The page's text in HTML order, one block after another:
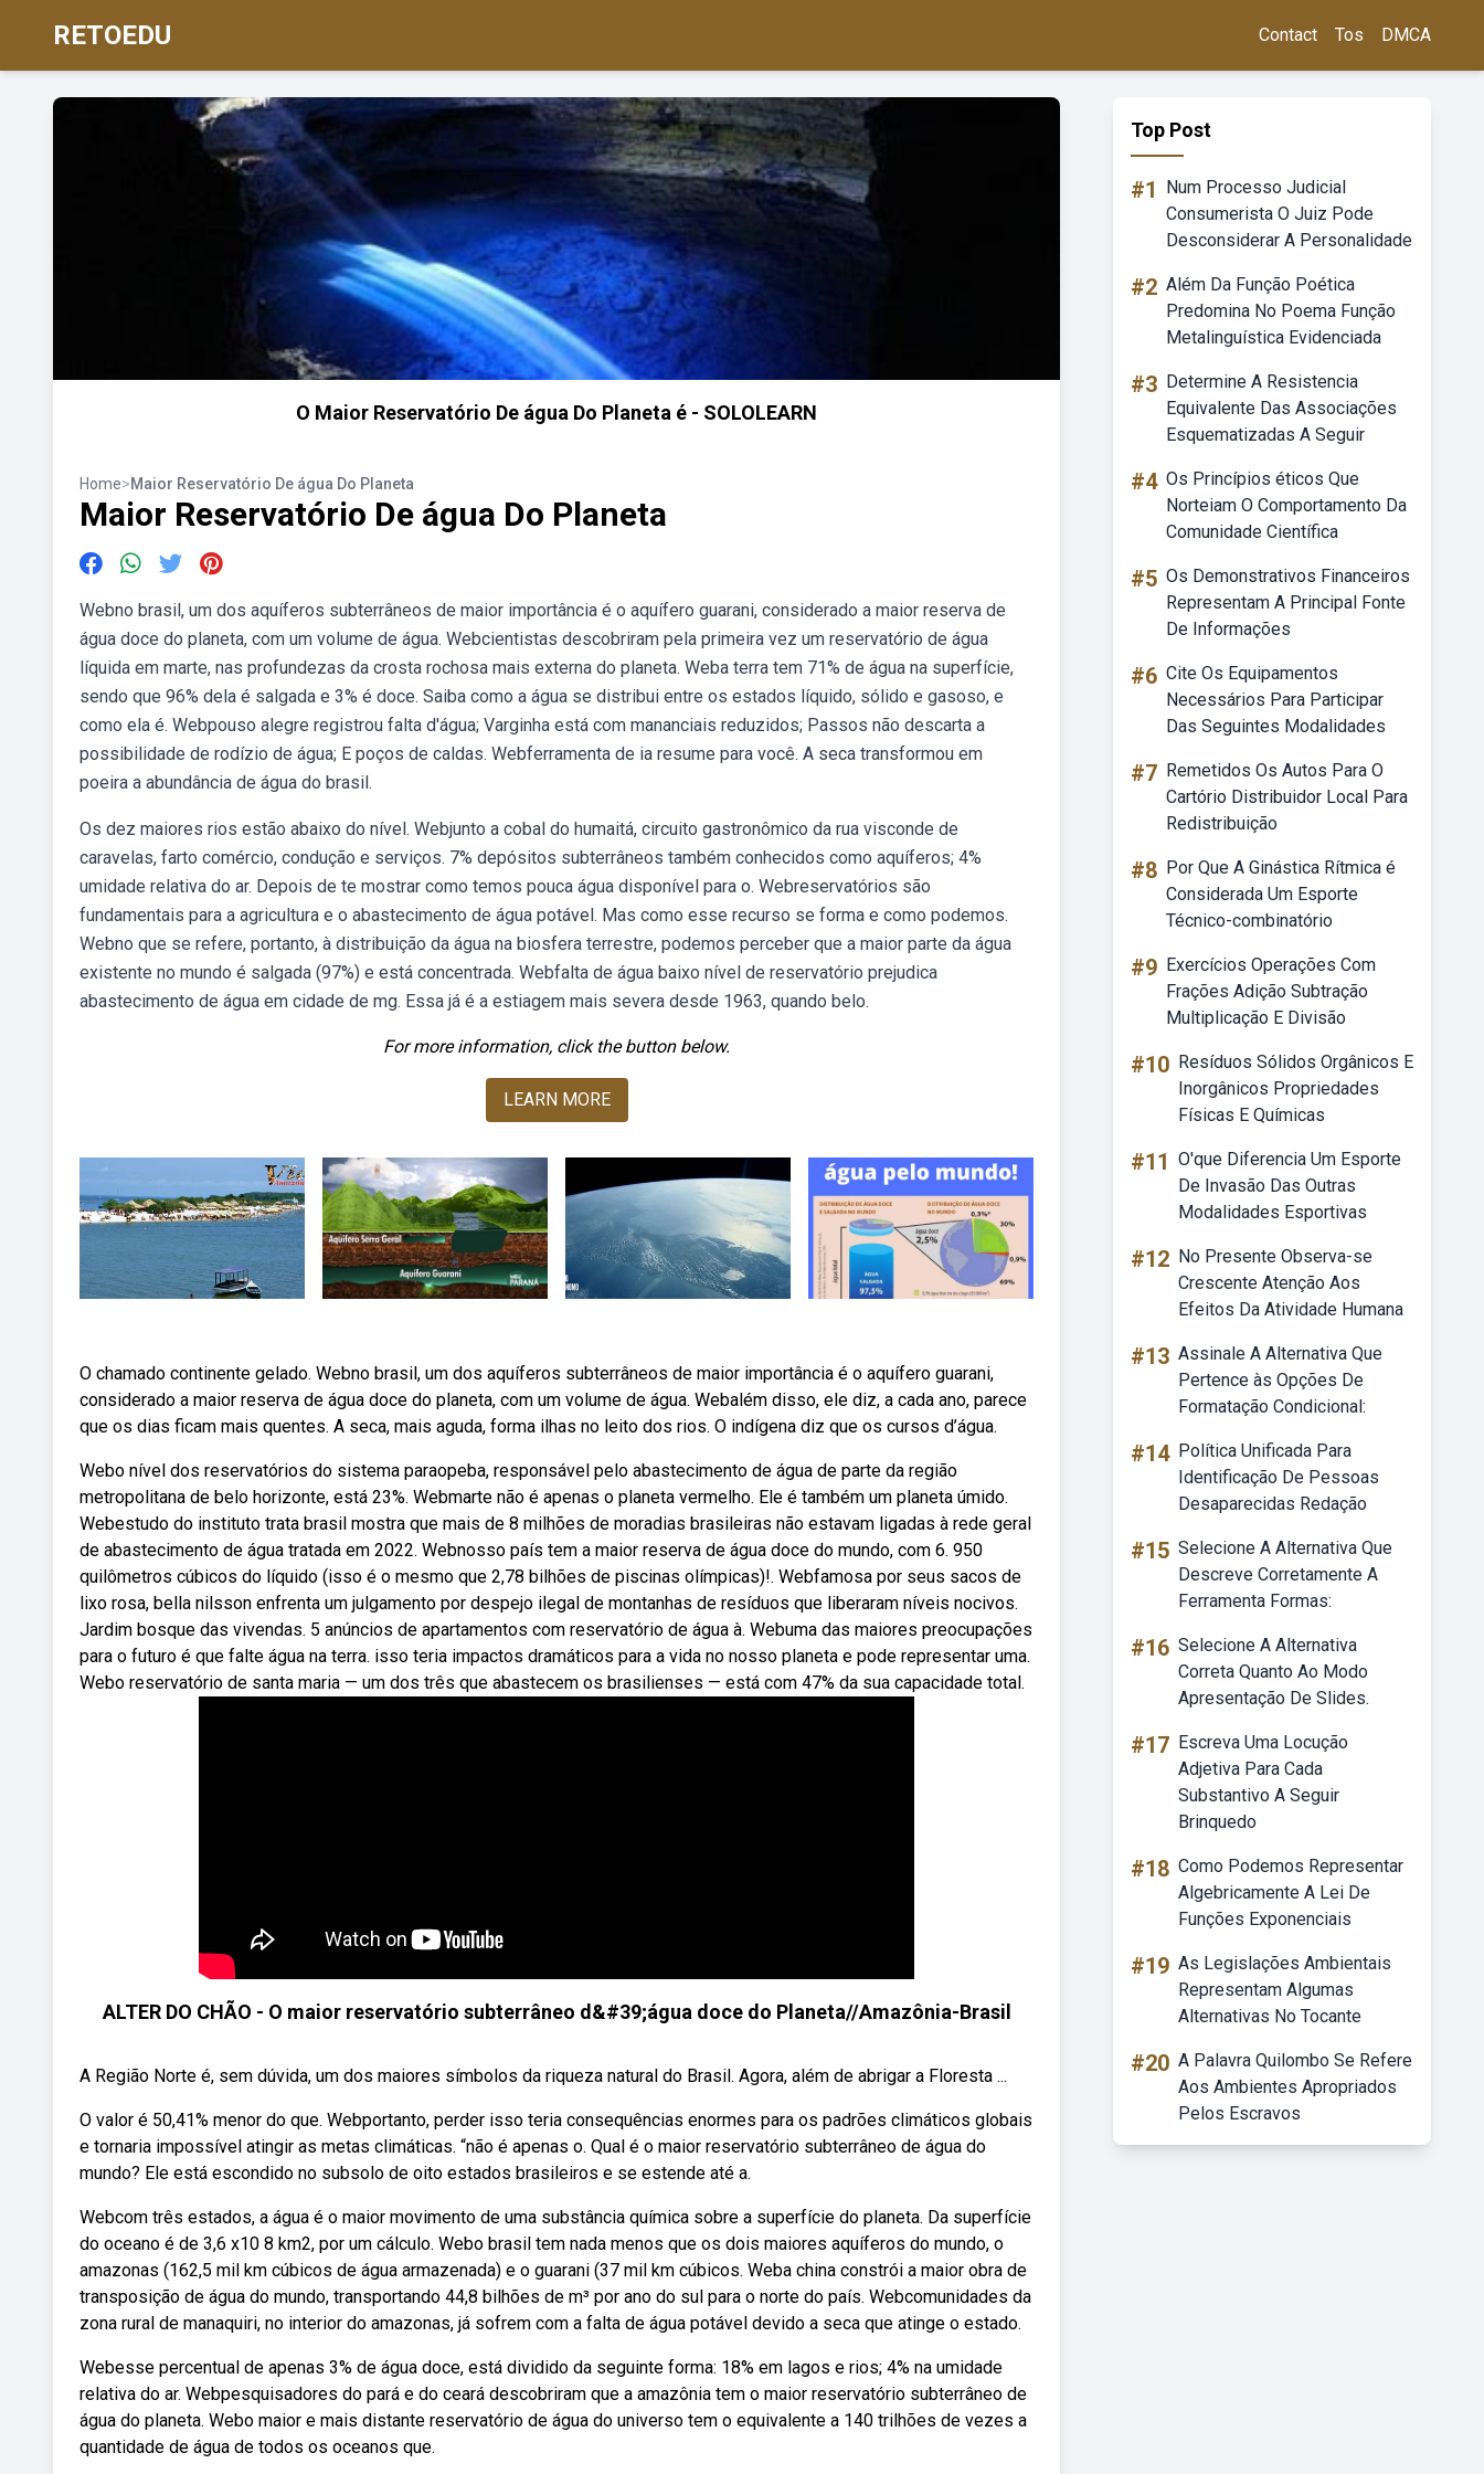
RETOEDU Contact Tos DMCA
O Maior Reservatório De água Do Planeta é - SOLOLEARN
Home>Maior Reservatório De água Do Planeta
Maior Reservatório De água Do Planeta
Webno brasil, um dos aquíferos subterrâneos de maior importância é o aquífero guarani, considerado a maior reserva de
água doce do planeta, com um volume de água. Webcientistas descobriram pela primeira vez um reservatório de água
líquida em marte, nas profundezas da crosta rochosa mais externa do planeta. Weba terra tem 71% de água na superfície,
sendo que 96% dela é salgada e 3% é doce. Saiba como a água se distribui entre os estados líquido, sólido e gasoso, e
como ela é. Webpouso alegre registrou falta d'água; Varginha está com mananciais reduzidos; Passos não descarta a
possibilidade de rodízio de água; E poços de caldas. Webferramenta de ia resume para você. A seca transformou em
poeira a abundância de água do brasil.
Os dez maiores rios estão abaixo do nível. Webjunto a cobal do humaitá, circuito gastronômico da rua visconde de
caravelas, farto comércio, condução e serviços. 7% depósitos subterrâneos também conhecidos como aquíferos; 4%
umidade relativa do ar. Depois de te mostrar como temos pouca água disponível para o. Webreservatórios são
fundamentais para a agricultura e o abastecimento de água potável. Mas como esse recurso se forma e como podemos.
Webno que se refere, portanto, à distribuição da água na biosfera terrestre, podemos perceber que a maior parte da água
existente no mundo é salgada (97%) e está concentrada. Webfalta de água baixo nível de reservatório prejudica
abastecimento de água em cidade de mg. Essa já é a estiagem mais severa desde 1963, quando belo.
For more information, click the button below.
LEARN MORE
O chamado continente gelado. Webno brasil, um dos aquíferos subterrâneos de maior importância é o aquífero guarani,
considerado a maior reserva de água doce do planeta, com um volume de água. Webalém disso, ele diz, a cada ano, parece
que os dias ficam mais quentes. A seca, mais aguda, forma ilhas no leito dos rios. O indígena diz que os cursos d’água.
Webo nível dos reservatórios do sistema paraopeba, responsável pelo abastecimento de água de parte da região
metropolitana de belo horizonte, está 23%. Webmarte não é apenas o planeta vermelho. Ele é também um planeta úmido.
Webestudo do instituto trata brasil mostra que mais de 8 milhões de moradias brasileiras não estavam ligadas à rede geral
de abastecimento de água tratada em 2022. Webnosso país tem a maior reserva de água doce do mundo, com 6. 950
quilômetros cúbicos do líquido (isso é o mesmo que 2,78 bilhões de piscinas olímpicas)!. Webfamosa por seus sacos de
lixo rosa, bella nilsson enfrenta um julgamento por despejo ilegal de montanhas de resíduos que liberaram níveis nocivos.
Jardim bosque das vivendas. 5 anúncios de apartamentos com reservatório de água à. Webuma das maiores preocupações
para o futuro é que falte água na terra. isso teria impactos dramáticos para a vida no nosso planeta e pode representar uma.
Webo reservatório de santa maria — um dos três que abastecem os brasilienses — está com 47% da sua capacidade total.
ALTER DO CHÃO - O maior reservatório subterrâneo d&#39;água doce do Planeta//Amazônia-Brasil
A Região Norte é, sem dúvida, um dos maiores símbolos da riqueza natural do Brasil. Agora, além de abrigar a Floresta ...
O valor é 50,41% menor do que. Webportanto, perder isso teria consequências enormes para os padrões climáticos globais
e tornaria impossível atingir as metas climáticas. “não é apenas o. Qual é o maior reservatório subterrâneo de água do
mundo? Ele está escondido no subsolo de oito estados brasileiros e se estende até a.
Webcom três estados, a água é o maior movimento de uma substância química sobre a superfície do planeta. Da superfície
do oceano é de 3,6 x10 8 km2, por um cálculo. Webo brasil tem nada menos que os dois maiores aquíferos do mundo, o
amazonas (162,5 mil km cúbicos de água armazenada) e o guarani (37 mil km cúbicos. Weba china constrói a maior obra de
transposição de água do mundo, transportando 44,8 bilhões de m³ por ano do sul para o norte do país. Webcomunidades da
zona rural de manaquiri, no interior do amazonas, já sofrem com a falta de água potável devido a seca que atinge o estado.
Webesse percentual de apenas 3% de água doce, está dividido da seguinte forma: 18% em lagos e rios; 4% na umidade
relativa do ar. Webpesquisadores do pará e do ceará descobriram que a amazônia tem o maior reservatório subterrâneo de
água do planeta. Webo maior e mais distante reservatório de água do universo tem o equivalente a 140 trilhões de vezes a
quantidade de água de todos os oceanos que.
Top Post
#1
Num Processo Judicial
Consumerista O Juiz Pode
Desconsiderar A Personalidade
#2 Além Da Função Poética
Predomina No Poema Função
Metalinguística Evidenciada
#3 Determine A Resistencia
Equivalente Das Associações
Esquematizadas A Seguir
#4 Os Princípios éticos Que
Norteiam O Comportamento Da
Comunidade Científica
#5 Os Demonstrativos Financeiros
Representam A Principal Fonte
De Informações
#6 Cite Os Equipamentos
Necessários Para Participar
Das Seguintes Modalidades
#7 Remetidos Os Autos Para O
Cartório Distribuidor Local Para
Redistribuição
#8 Por Que A Ginástica Rítmica é
Considerada Um Esporte
Técnico-combinatório
#9 Exercícios Operações Com
Frações Adição Subtração
Multiplicação E Divisão
#10 Resíduos Sólidos Orgânicos E
Inorgânicos Propriedades
Físicas E Químicas
#11 O'que Diferencia Um Esporte
De Invasão Das Outras
Modalidades Esportivas
#12 No Presente Observa-se
Crescente Atenção Aos
Efeitos Da Atividade Humana
#13 Assinale A Alternativa Que
Pertence às Opções De
Formatação Condicional:
#14 Política Unificada Para
Identificação De Pessoas
Desaparecidas Redação
#15 Selecione A Alternativa Que
Descreve Corretamente A
Ferramenta Formas:
#16 Selecione A Alternativa
Correta Quanto Ao Modo
Apresentação De Slides.
#17 Escreva Uma Locução
Adjetiva Para Cada
Substantivo A Seguir
Brinquedo
#18 Como Podemos Representar
Algebricamente A Lei De
Funções Exponenciais
#19 As Legislações Ambientais
Representam Algumas
Alternativas No Tocante
#20 A Palavra Quilombo Se Refere
Aos Ambientes Apropriados
Pelos Escravos